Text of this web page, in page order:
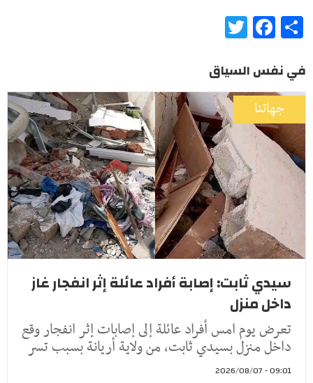
Share
Facebook
في نفس السياق
جهاتنا
سيدي ثابت: إصابة أفراد عائلة إثر انفجار غاز
داخل منزل
تعرض يوم امس أفراد عائلة إلى إصابات إثر انفجار وقع
داخل منزل بسيدي ثابت، من ولاية أريانة بسبب تسر
09:01 - 2026/08/07